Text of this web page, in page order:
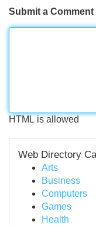
Submit a Comment
HTML is allowed
Web Directory
Arts
Business
Computers
Games
Health